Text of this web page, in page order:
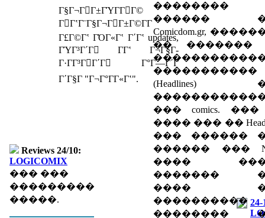
Γ§Γ¬ΓΓ±ΓΎΓ­ΓΓ©
ΓΓʽΓ¨Γ§Γ¬ΓΓ±Γ©Γ­Γ
Γ£Γ©Γʽ ΓΌΓ«Γʽ Γ΄Γʽ updates,
ΓΎΓ³Γ΄Γ Γ­Γʽ Γ¬Γ§Γ­
Γ·ΓΓ³ΓΓ΄Γ Γ°Γ―Γ΄Γ
Γ΄Γ§Γ­ "Γ¬Γ°ΓΓ«Γʽ".
Reviews 24/10:
LOGICOMIX
��� ���
���������
�����.
��������
������
Comicdom.gr,
�� �������
�����������
(Headlines)
��� comics. ���
���� ��� ��
��� ������
������ ���
����
�������
����
����������
��������
24-